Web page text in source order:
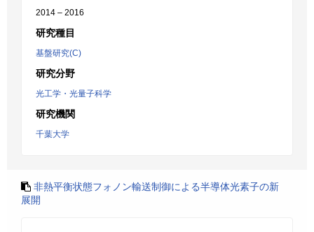
2014 – 2016
研究種目
基盤研究(C)
研究分野
光工学・光量子科学
研究機関
千葉大学
非熱平衡状態フォノン輸送制御による半導体光素子の新
展開